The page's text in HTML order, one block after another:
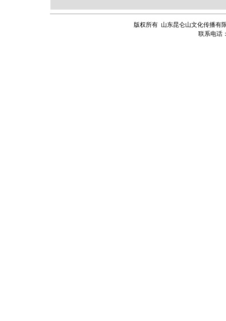
版权所有 山东昆仑山文化传播有
联系电话